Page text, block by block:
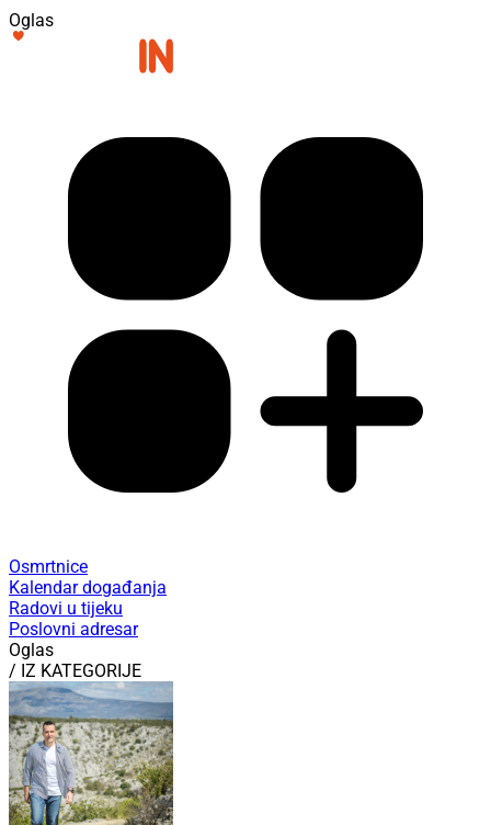
Oglas
Osmrtnice
Kalendar događanja
Radovi u tijeku
Poslovni adresar
Oglas
/ IZ KATEGORIJE